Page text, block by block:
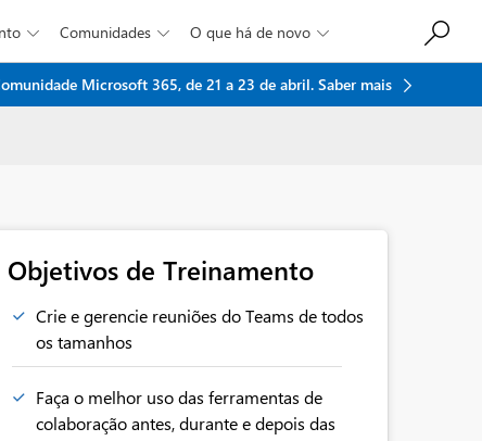
 Comunidades  O que há de novo 
Microsoft 365, de 21 a 23 de abril. Saber mais
Objetivos de Treinamento
Crie e gerencie reuniões do Teams de todos
os tamanhos
Faça o melhor uso das ferramentas de
colaboração antes, durante e depois das